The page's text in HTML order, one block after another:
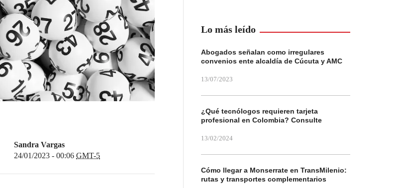
Sandra Vargas
24/01/2023 - 00:06 GMT-5
Lo más leído
Abogados señalan como irregulares
convenios ente alcaldía de Cúcuta y AMC
13/07/2023
¿Qué tecnólogos requieren tarjeta
profesional en Colombia? Consulte
13/02/2024
Cómo llegar a Monserrate en TransMilenio:
rutas y transportes complementarios